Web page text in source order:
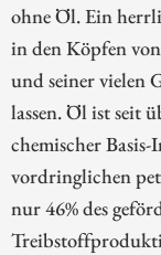
ohne Öl. Ein
in den Köpfen
und seiner vielen
lassen. Öl ist seit
chemischer
vordringlichen
nur 46% des